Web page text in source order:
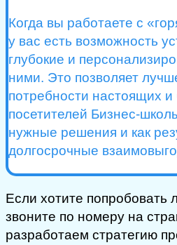
Когда вы работаете с
у вас есть возможность
глубокие и
ними. Это позволяет
потребности настоящих
посетителей Бизнес-
нужные решения и как
долгосрочные
Если хотите
звоните по номеру на
разработаем стратегию